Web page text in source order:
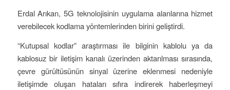
Erdal Arıkan, 5G teknolojisinin uygulama alanlarına hizmet
verebilecek kodlama yöntemlerinden birini geliştirdi.
“Kutupsal kodlar” araştırması ile bilginin kablolu ya da
kablosuz bir iletişim kanalı üzerinden aktarılması sırasında,
çevre gürültüsünün sinyal üzerine eklenmesi nedeniyle
iletişimde oluşan hataları sıfıra indirerek haberleşmeyi